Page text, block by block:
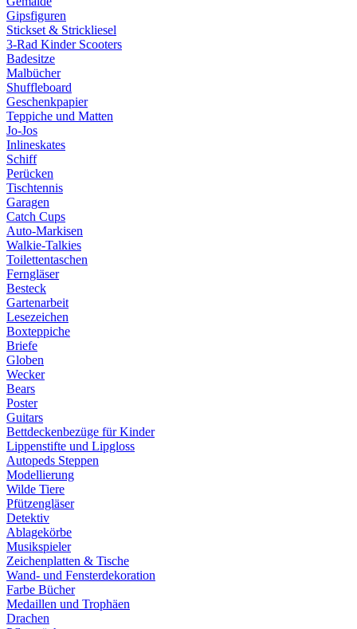
Gipsfiguren
Stickset & Strickliesel
3-Rad Kinder Scooters
Badesitze
Malbücher
Shuffleboard
Geschenkpapier
Teppiche und Matten
Jo-Jos
Inlineskates
Schiff
Perücken
Tischtennis
Garagen
Catch Cups
Auto-Markisen
Walkie-Talkies
Toilettentaschen
Ferngläser
Besteck
Gartenarbeit
Lesezeichen
Boxteppiche
Briefe
Globen
Wecker
Bears
Poster
Guitars
Bettdeckenbezüge für Kinder
Lippenstifte und Lipgloss
Autopeds Steppen
Modellierung
Wilde Tiere
Pfützengläser
Detektiv
Ablagekörbe
Musikspieler
Zeichenplatten & Tische
Wand- und Fensterdekoration
Farbe Bücher
Medaillen und Trophäen
Drachen